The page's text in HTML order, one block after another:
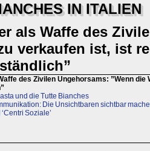
IN ITALIEN
als Waffe des
verkaufen ist, ist
des Zivilen Ungehorsams: ”Wenn
und die Tutte Bianches
Die Unsichtbaren sichtbar
Soziale’